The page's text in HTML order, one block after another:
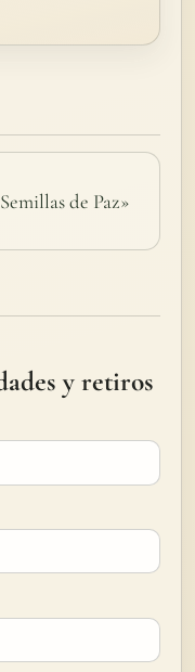
de Paz»
y retiros